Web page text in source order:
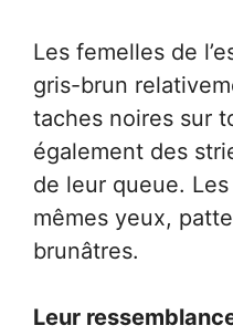
Les femelles de
gris-brun
taches noires sur
également des
de leur queue.
mêmes yeux,
brunâtres.
Leur